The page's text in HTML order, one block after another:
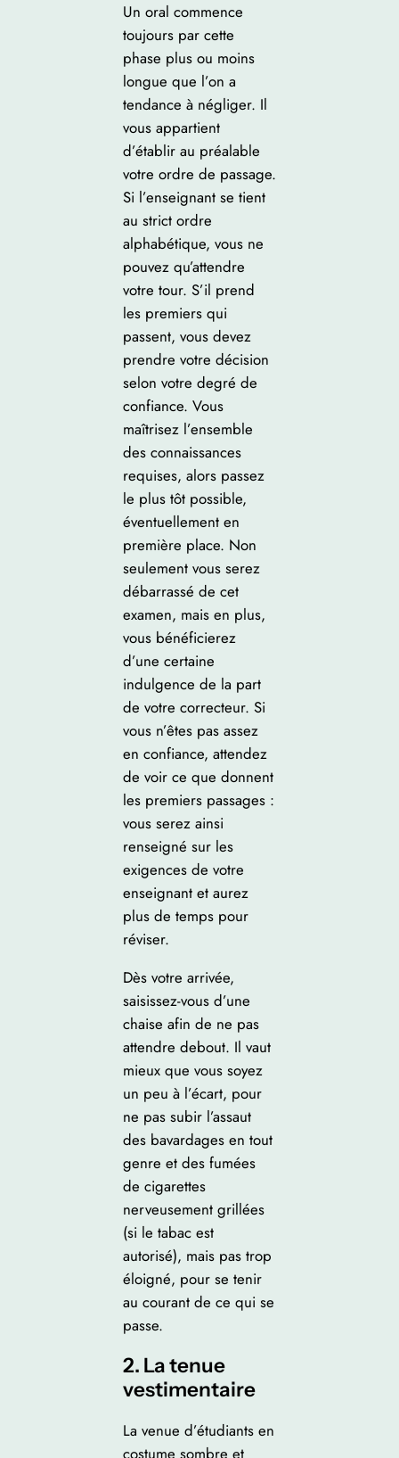
Un oral commence
toujours par cette
phase plus ou moins
longue que l’on a
tendance à négliger. Il
vous appartient
d’établir au préalable
votre ordre de passage.
Si l’enseignant se tient
au strict ordre
alphabétique, vous ne
pouvez qu’attendre
votre tour. S’il prend
les premiers qui
passent, vous devez
prendre votre décision
selon votre degré de
confiance. Vous
maîtrisez l’ensemble
des connaissances
requises, alors passez
le plus tôt possible,
éventuellement en
première place. Non
seulement vous serez
débarrassé de cet
examen, mais en plus,
vous bénéficierez
d’une certaine
indulgence de la part
de votre correcteur. Si
vous n’êtes pas assez
en confiance, attendez
de voir ce que donnent
les premiers passages :
vous serez ainsi
renseigné sur les
exigences de votre
enseignant et aurez
plus de temps pour
réviser.
Dès votre arrivée,
saisissez-vous d’une
chaise afin de ne pas
attendre debout. Il vaut
mieux que vous soyez
un peu à l’écart, pour
ne pas subir l’assaut
des bavardages en tout
genre et des fumées
de cigarettes
nerveusement grillées
(si le tabac est
autorisé), mais pas trop
éloigné, pour se tenir
au courant de ce qui se
passe.
2. La tenue
vestimentaire
La venue d’étudiants en
costume sombre et